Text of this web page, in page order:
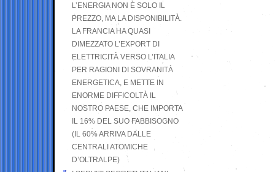
L’ENERGIA NON È SOLO IL
PREZZO, MA LA DISPONIBILITÀ.
LA FRANCIA HA QUASI
DIMEZZATO L’EXPORT DI
ELETTRICITÀ VERSO L’ITALIA
PER RAGIONI DI SOVRANITÀ
ENERGETICA, E METTE IN
ENORME DIFFICOLTÀ IL
NOSTRO PAESE, CHE IMPORTA
IL 16% DEL SUO FABBISOGNO
(IL 60% ARRIVA DALLE
CENTRALI ATOMICHE
D’OLTRALPE)